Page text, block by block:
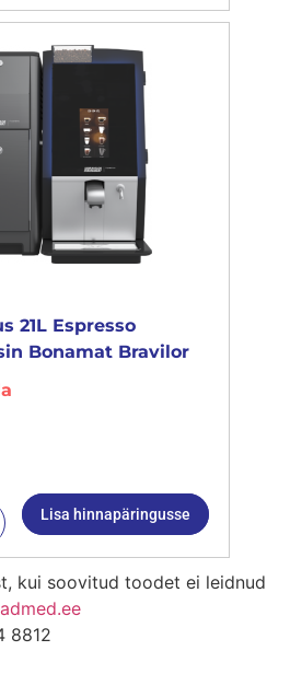
21L Espresso
Bonamat Bravilor
Lisa hinnapäringusse
kui soovitud toodet ei leidnud
8812